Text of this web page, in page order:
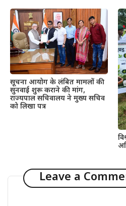
सूचना आयोग के लंबित मामलों की
सुनवाई शुरू कराने की मांग,
राज्यपाल सचिवालय ने मुख्य सचिव
को लिखा पत्र
Leave a